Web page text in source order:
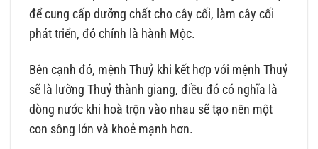
để cung cấp dưỡng chất cho cây cối, làm cây cối
phát triển, đó chính là hành Mộc.
Bên cạnh đó, mệnh Thuỷ khi kết hợp với mệnh Thuỷ
sẽ là lưỡng Thuỷ thành giang, điều đó có nghĩa là
dòng nước khi hoà trộn vào nhau sẽ tạo nên một
con sông lớn và khoẻ mạnh hơn.